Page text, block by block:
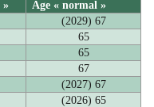
»
Âge « normal »
(2029) 67
65
65
67
(2027) 67
(2026) 65